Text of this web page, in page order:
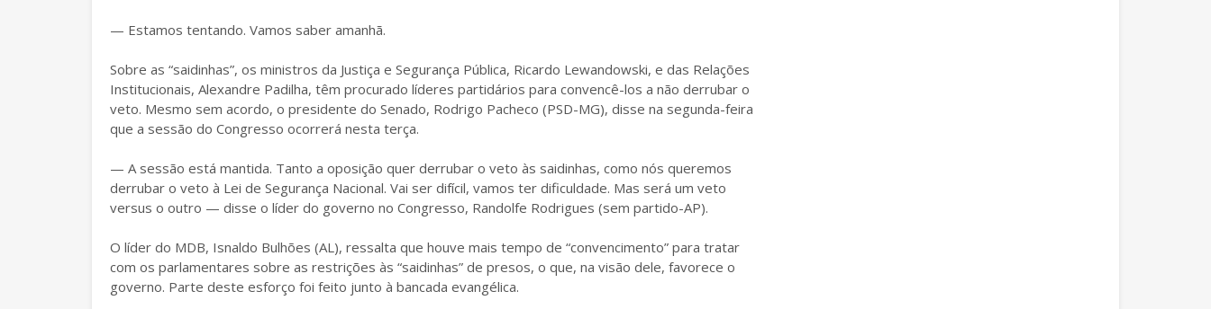
— Estamos tentando. Vamos saber amanhã.
Sobre as “saidinhas”, os ministros da Justiça e Segurança Pública, Ricardo Lewandowski, e das Relações
Institucionais, Alexandre Padilha, têm procurado líderes partidários para convencê-los a não derrubar o
veto. Mesmo sem acordo, o presidente do Senado, Rodrigo Pacheco (PSD-MG), disse na segunda-feira
que a sessão do Congresso ocorrerá nesta terça.
— A sessão está mantida. Tanto a oposição quer derrubar o veto às saidinhas, como nós queremos
derrubar o veto à Lei de Segurança Nacional. Vai ser difícil, vamos ter dificuldade. Mas será um veto
versus o outro — disse o líder do governo no Congresso, Randolfe Rodrigues (sem partido-AP).
O líder do MDB, Isnaldo Bulhões (AL), ressalta que houve mais tempo de “convencimento” para tratar
com os parlamentares sobre as restrições às “saidinhas” de presos, o que, na visão dele, favorece o
governo. Parte deste esforço foi feito junto à bancada evangélica.